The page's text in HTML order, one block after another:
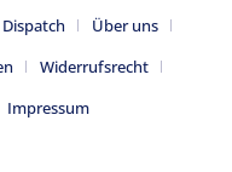
Über uns
Widerrufsrecht
Impressum